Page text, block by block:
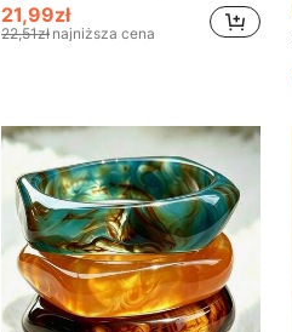
21,99zł
22,51zł najniższa cena